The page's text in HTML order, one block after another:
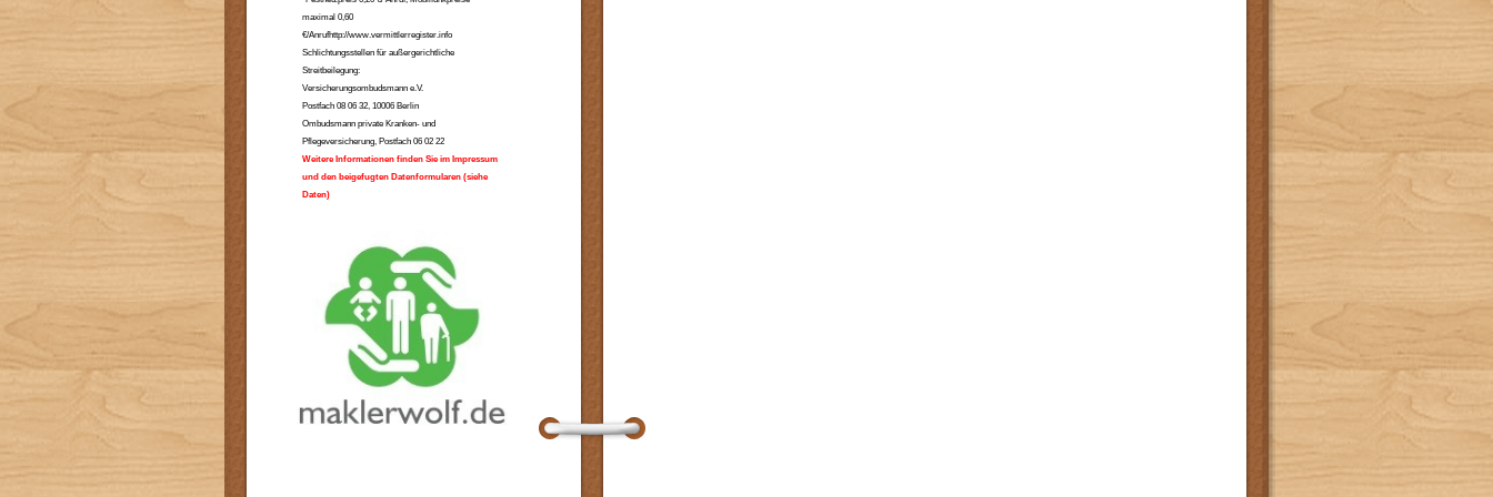
maximal 0,60
€/Anrufhttp://www.vermittlerregister.info
Schlichtungsstellen für außergerichtliche
Streitbeilegung:
Versicherungsombudsmann e.V.
Postfach 08 06 32, 10006 Berlin
Ombudsmann private Kranken- und
Pflegeversicherung, Postfach 06 02 22
Weitere Informationen finden Sie im Impressum
und den beigefugten Datenformularen (siehe
Daten)